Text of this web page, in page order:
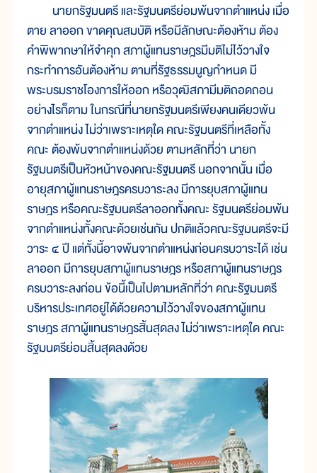
นายกรัฐมนตรี และรัฐมนตรีย่อมพ้นจากตำแหน่ง เมื่อ
ตาย ลาออก ขาดคุณสมบัติ หรือมีลักษณะต้องห้าม ต้อง
คำพิพากษาให้จำคุก สภาผู้แทนราษฎรมีมติไม่ไว้วางใจ
กระทำการอันต้องห้าม ตามที่รัฐธรรมนูญกำหนด มี
พระบรมราชโองการให้ออก หรือวุฒิสภามีมติถอดถอน
อย่างไรก็ตาม ในกรณีที่นายกรัฐมนตรีเพียงคนเดียวพ้น
จากตำแหน่ง ไม่ว่าเพราะเหตุใด คณะรัฐมนตรีที่เหลือทั้ง
คณะ ต้องพ้นจากตำแหน่งด้วย ตามหลักที่ว่า นายก
รัฐมนตรีเป็นหัวหน้าของคณะรัฐมนตรี นอกจากนั้น เมื่อ
อายุสภาผู้แทนราษฎรครบวาระลง มีการยุบสภาผู้แทน
ราษฎร หรือคณะรัฐมนตรีลาออกทั้งคณะ รัฐมนตรีย่อมพ้น
จากตำแหน่งทั้งคณะด้วยเช่นกัน ปกติแล้วคณะรัฐมนตรีจะมี
วาระ ๔ ปี แต่ทั้งนี้อาจพ้นจากตำแหน่งก่อนครบวาระได้ เช่น
ลาออก มีการยุบสภาผู้แทนราษฎร หรือสภาผู้แทนราษฎร
ครบวาระลงก่อน ข้อนี้เป็นไปตามหลักที่ว่า คณะรัฐมนตรี
บริหารประเทศอยู่ได้ด้วยความไว้วางใจของสภาผู้แทน
ราษฎร สภาผู้แทนราษฎรสิ้นสุดลง ไม่ว่าเพราะเหตุใด คณะ
รัฐมนตรีย่อมสิ้นสุดลงด้วย